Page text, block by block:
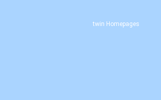
twin Homepages